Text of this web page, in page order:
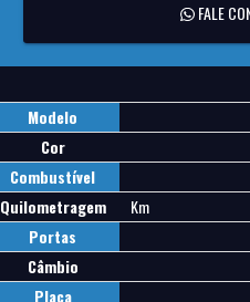
FALE
Modelo
Cor
Combustível
Quilometragem
Km
Portas
Câmbio
Placa